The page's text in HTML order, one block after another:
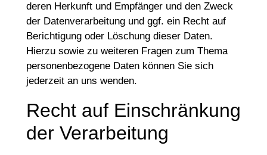
deren Herkunft und Empfänger und den Zweck
der Datenverarbeitung und ggf. ein Recht auf
Berichtigung oder Löschung dieser Daten.
Hierzu sowie zu weiteren Fragen zum Thema
personenbezogene Daten können Sie sich
jederzeit an uns wenden.
Recht auf Einschränkung
der Verarbeitung